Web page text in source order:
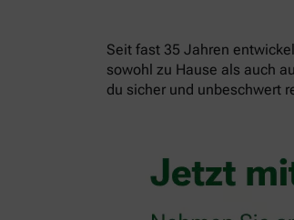
Seit fast 35 Jahren
sowohl zu Hause als auch
du sicher und unbeschwert